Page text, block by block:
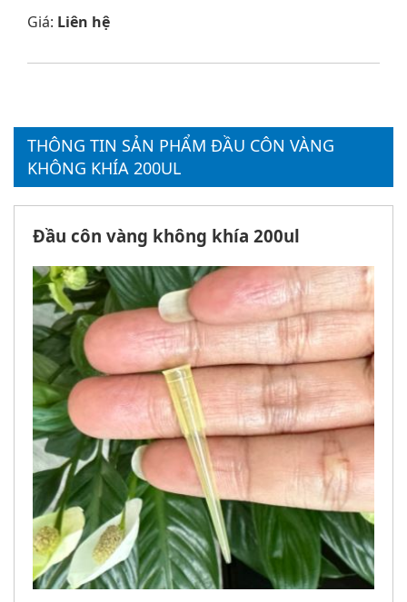
Giá: Liên hệ
THÔNG TIN SẢN PHẨM ĐẦU CÔN VÀNG
KHÔNG KHÍA 200UL
Đầu côn vàng không khía 200ul